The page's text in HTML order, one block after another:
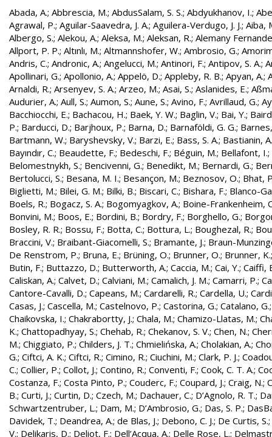
Abada, A.; Abbrescia, M.; AbdusSalam, S. S.; Abdyukhanov, I.;
Agrawal, P.; Aguilar-Saavedra, J. A.; Aguilera-Verdugo, J. J.; Aiba,
Albergo, S.; Alekou, A.; Aleksa, M.; Aleksan, R.; Alemany
Allport, P. P.; Altınlı, M.; Altmannshofer, W.; Ambrosio, G.;
Andris, C.; Andronic, A.; Angelucci, M.; Antinori, F.; Antipov, S. A.;
Apollinari, G.; Apollonio, A.; Appelö, D.; Appleby, R. B.; Apyan, A.;
Arnaldi, R.; Arsenyev, S. A.; Arzeo, M.; Asai, S.; Aslanides, E.;
Audurier, A.; Aull, S.; Aumon, S.; Aune, S.; Avino, F.; Avrillaud, G.;
Bacchiocchi, E.; Bachacou, H.; Baek, Y. W.; Baglin, V.; Bai, Y.;
P.; Barducci, D.; Barjhoux, P.; Barna, D.; Barnaföldi, G. G.;
Bartmann, W.; Baryshevsky, V.; Barzi, E.; Bass, S. A.; Bastianin, A.
Bayındır, C.; Beaudette, F.; Bedeschi, F.; Béguin, M.; Bellafont, I.;
Belomestnykh, S.; Bencivenni, G.; Benedikt, M.; Bernardi, G.;
Bertolucci, S.; Besana, M. I.; Besançon, M.; Beznosov, O.; Bhat,
Biglietti, M.; Bilei, G. M.; Bilki, B.; Biscari, C.; Bishara, F.; Blanco-
Boels, R.; Bogacz, S. A.; Bogomyagkov, A.; Boine-Frankenheim,
Bonvini, M.; Boos, E.; Bordini, B.; Bordry, F.; Borghello, G.;
Bosley, R. R.; Bossu, F.; Botta, C.; Bottura, L.; Boughezal, R.;
Braccini, V.; Braibant-Giacomelli, S.; Bramante, J.; Braun-
De Renstrom, P.; Bruna, E.; Brüning, O.; Brunner, O.; Brunner, K.
Butin, F.; Buttazzo, D.; Butterworth, A.; Caccia, M.; Cai, Y.; Caiffi,
Caliskan, A.; Calvet, D.; Calviani, M.; Camalich, J. M.; Camarri, P.;
Cantore-Cavalli, D.; Capeans, M.; Cardarelli, R.; Cardella, U.;
Casas, J.; Cascella, M.; Castelnovo, P.; Castorina, G.; Catalano, G.
Chaikovska, I.; Chakrabortty, J.; Chala, M.; Chamizo-Llatas, M.;
K.; Chattopadhyay, S.; Chehab, R.; Chekanov, S. V.; Chen, N.;
M.; Chiggiato, P.; Childers, J. T.; Chmielińska, A.; Cholakian, A.;
G.; Ciftci, A. K.; Ciftci, R.; Cimino, R.; Ciuchini, M.; Clark, P. J.;
C.; Collier, P.; Collot, J.; Contino, R.; Conventi, F.; Cook, C. T. A.;
Costanza, F.; Costa Pinto, P.; Couderc, F.; Coupard, J.; Craig, N.;
B.; Curti, J.; Curtin, D.; Czech, M.; Dachauer, C.; D’Agnolo, R. T.;
Schwartzentruber, L.; Dam, M.; D’Ambrosio, G.; Das, S. P.;
Davidek, T.; Deandrea, A.; de Blas, J.; Debono, C. J.; De Curtis, S.;
V.; Delikaris, D.; Deliot, F.; Dell’Acqua, A.; Delle Rose, L.;